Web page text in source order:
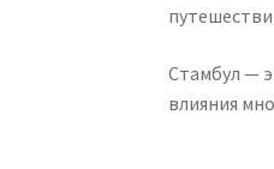
Стамбул —
влияния